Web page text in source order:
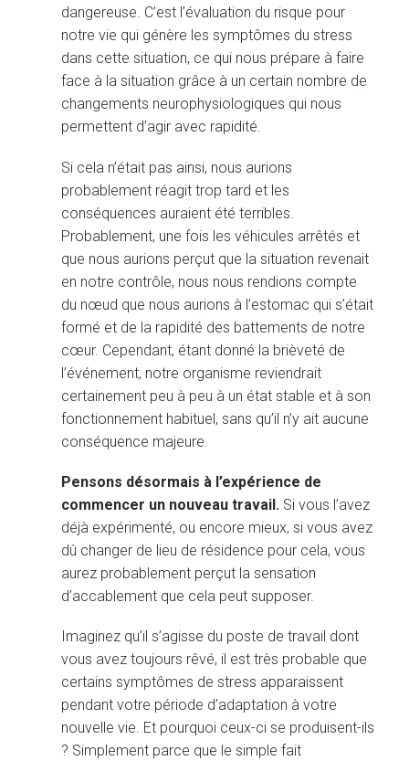
dangereuse. C’est l’évaluation du risque pour
notre vie qui génère les symptômes du stress
dans cette situation, ce qui nous prépare à faire
face à la situation grâce à un certain nombre de
changements neurophysiologiques qui nous
permettent d’agir avec rapidité.
Si cela n’était pas ainsi, nous aurions
probablement réagit trop tard et les
conséquences auraient été terribles.
Probablement, une fois les véhicules arrêtés et
que nous aurions perçut que la situation revenait
en notre contrôle, nous nous rendions compte
du nœud que nous aurions à l’estomac qui s’était
formé et de la rapidité des battements de notre
cœur. Cependant, étant donné la brièveté de
l’événement, notre organisme reviendrait
certainement peu à peu à un état stable et à son
fonctionnement habituel, sans qu’il n’y ait aucune
conséquence majeure.
Pensons désormais à l’expérience de
commencer un nouveau travail. Si vous l’avez
déjà expérimenté, ou encore mieux, si vous avez
dû changer de lieu de résidence pour cela, vous
aurez probablement perçut la sensation
d’accablement que cela peut supposer.
Imaginez qu’il s’agisse du poste de travail dont
vous avez toujours rêvé, il est très probable que
certains symptômes de stress apparaissent
pendant votre période d’adaptation à votre
nouvelle vie. Et pourquoi ceux-ci se produisent-ils
? Simplement parce que le simple fait